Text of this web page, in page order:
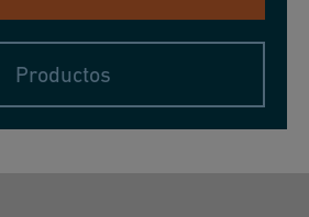
Productos